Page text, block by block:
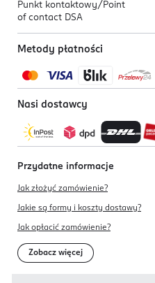
Punkt kontaktowy/ Point
of contact DSA
Metody płatności
Nasi dostawcy
Przydatne informacje
Jak złożyć zamówienie?
Jakie są formy i koszty dostawy?
Jak opłacić zamówienie?
Zobacz więcej